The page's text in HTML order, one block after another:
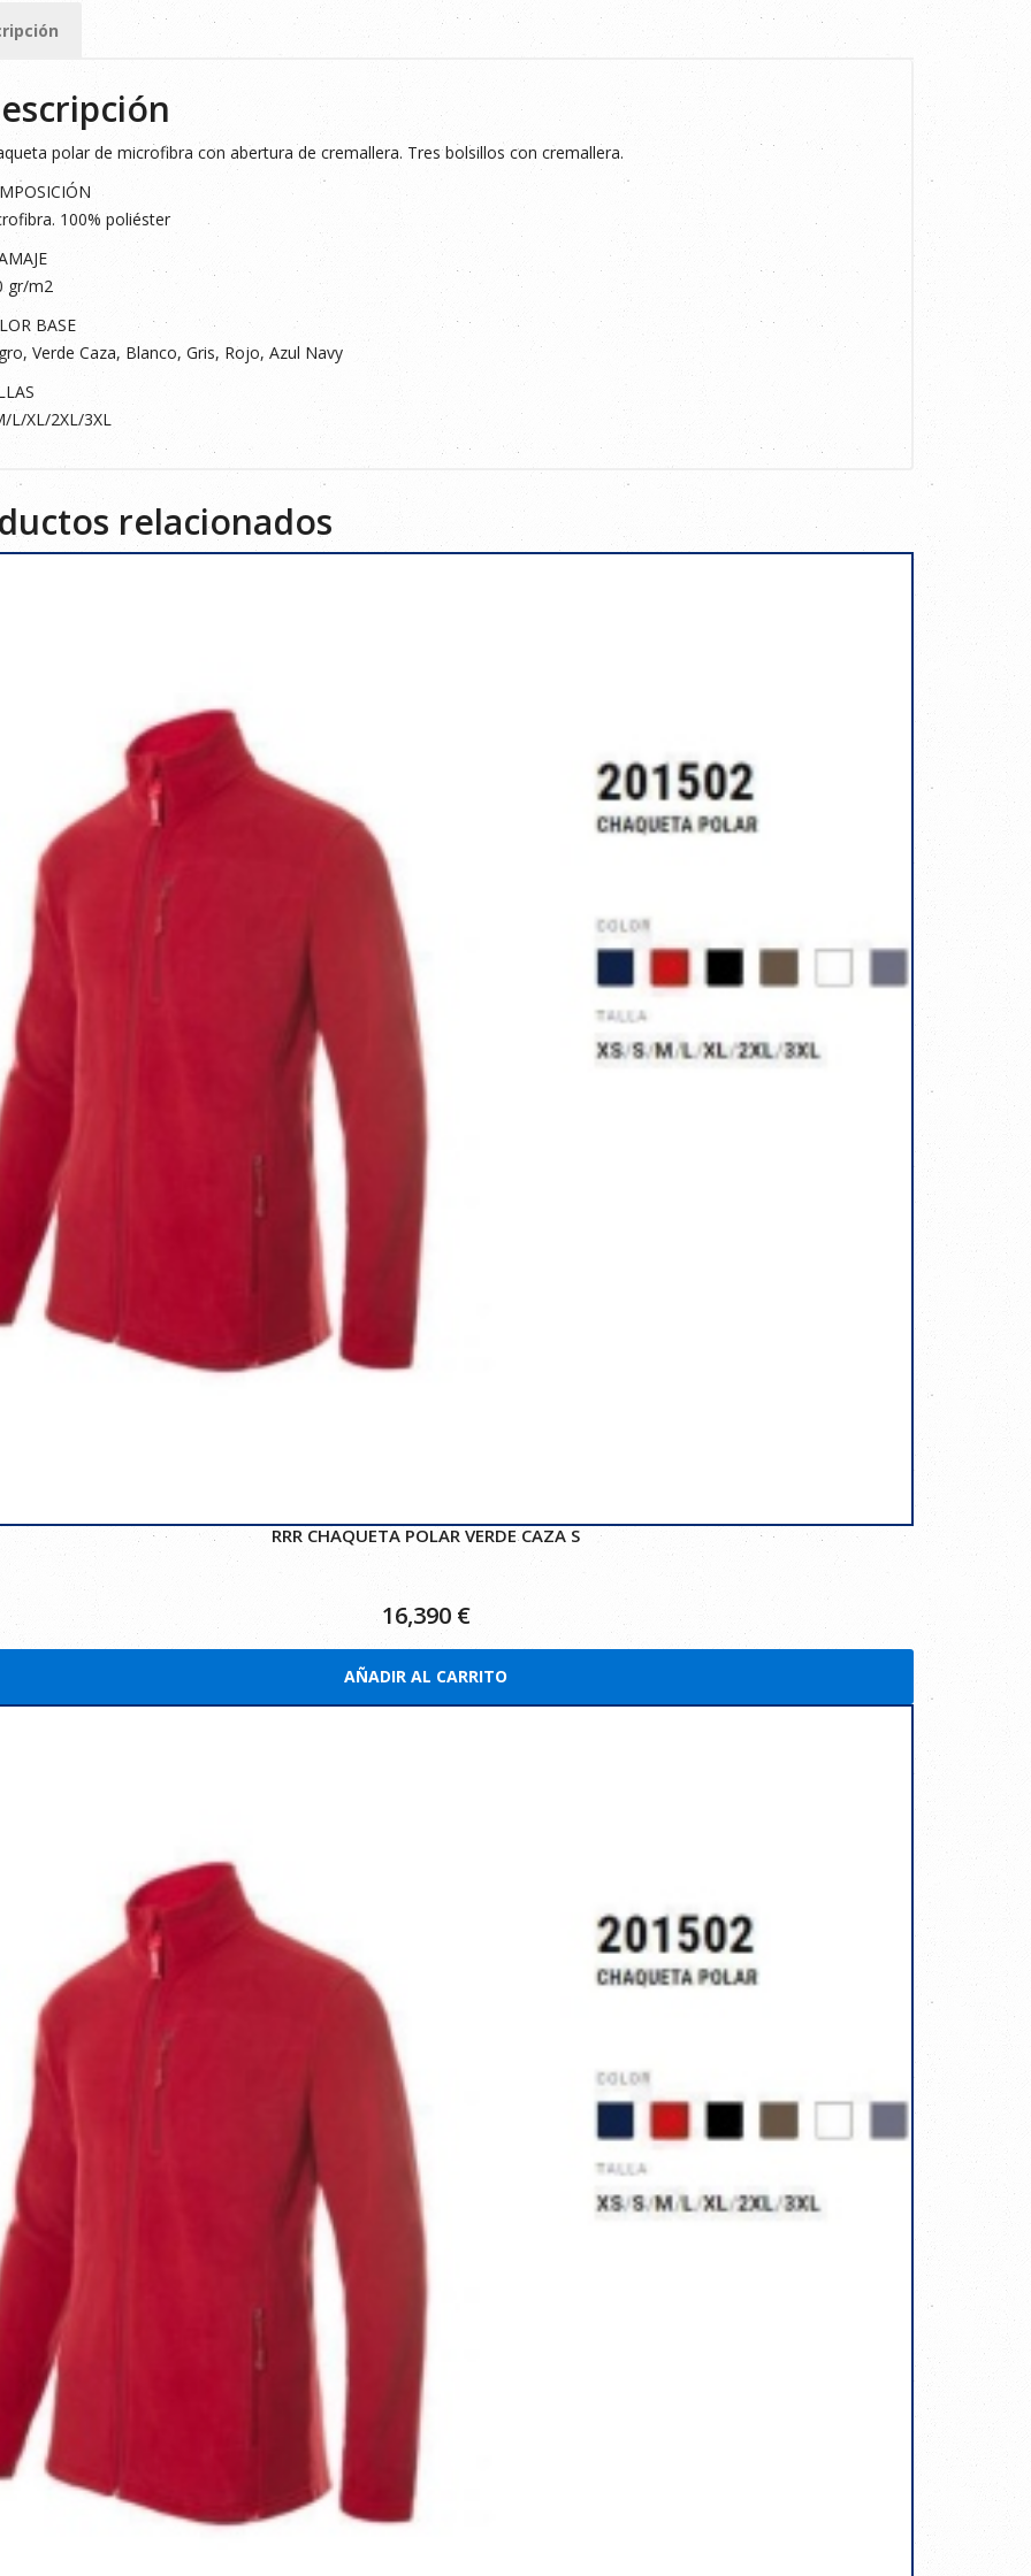
polar de microfibra con abertura de cremallera. Tres bolsillos con cremallera.
100% poliéster
gr/m2
BASE
Verde Caza, Blanco, Gris, Rojo, Azul Navy
L/XL/2XL/3XL
relacionados
RRR CHAQUETA POLAR VERDE CAZA S
16,390 €
AÑADIR AL CARRITO